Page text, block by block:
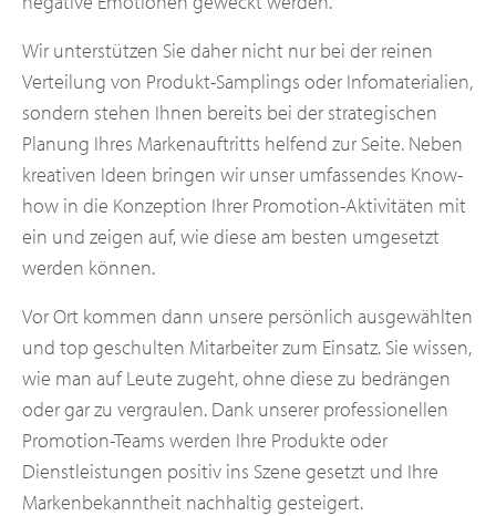
Wir unterstützen Sie daher nicht nur bei der reinen
Verteilung von Produkt-Samplings oder Infomaterialien,
sondern stehen Ihnen bereits bei der strategischen
Planung Ihres Markenauftritts helfend zur Seite. Neben
kreativen Ideen bringen wir unser umfassendes Know-
how in die Konzeption Ihrer Promotion-Aktivitäten mit
ein und zeigen auf, wie diese am besten umgesetzt
werden können.
Vor Ort kommen dann unsere persönlich ausgewählten
und top geschulten Mitarbeiter zum Einsatz. Sie wissen,
wie man auf Leute zugeht, ohne diese zu bedrängen
oder gar zu vergraulen. Dank unserer professionellen
Promotion-Teams werden Ihre Produkte oder
Dienstleistungen positiv ins Szene gesetzt und Ihre
Markenbekanntheit nachhaltig gesteigert.